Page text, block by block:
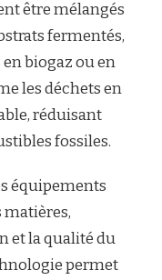
être mélangés
fermentés,
biogaz ou en
les déchets en
réduisant
fossiles.
équipements
et la qualité du
permet